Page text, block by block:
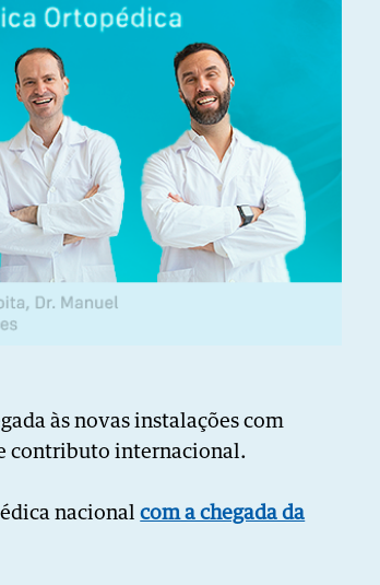
às novas instalações com
contributo internacional.
nacionalcom a chegada da